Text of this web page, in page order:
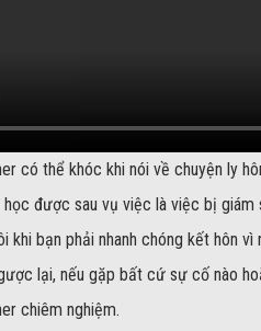
có thể khóc khi nói về chuyện ly
học được sau vụ việc là việc bị
khi bạn phải nhanh chóng kết hôn
lại, nếu gặp bất cứ sự cố nào
chiêm nghiệm.